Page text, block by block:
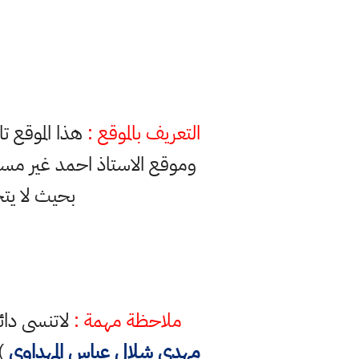
التعريف بالموقع : هذا الموقع
وموقع الاستاذ احمد غير
بحيث لا
ملاحظة مهمة : لاتنسى
مهدي شلال عباس المهداوي